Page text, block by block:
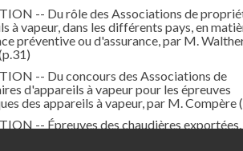
-- Du rôle des Associations de
à vapeur, dans les différents pays, en
préventive ou d'assurance, par M.
-- Du concours des Associations de
d'appareils à vapeur pour les épreuves
des appareils à vapeur, par M. Compère
-- Épreuves des chaudières